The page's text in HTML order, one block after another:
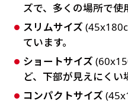
ズで、多くの場所で使
スリムサイズ
ています。
ショートサイズ
ど、下部が見えにくい
コンパクトサイズ